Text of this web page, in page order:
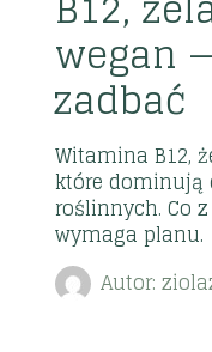
wegan
zadbać
Witamina B12,
które dominują
roślinnych. Co
wymaga planu.
Autor: